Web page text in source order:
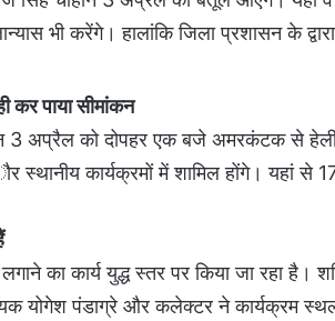
भी करेंगे। हालांकि जिला प्रशासन के
कर पाया सीमांकन
3 अप्रैल को दोपहर एक बजे अमरकंटक से
कार्यक्रमों में शामिल होंगे। यहां से
का कार्य युद्ध स्तर पर किया जा रहा है।
योगेश पंडाग्रे और कलेक्टर ने कार्यक्रम स्थल